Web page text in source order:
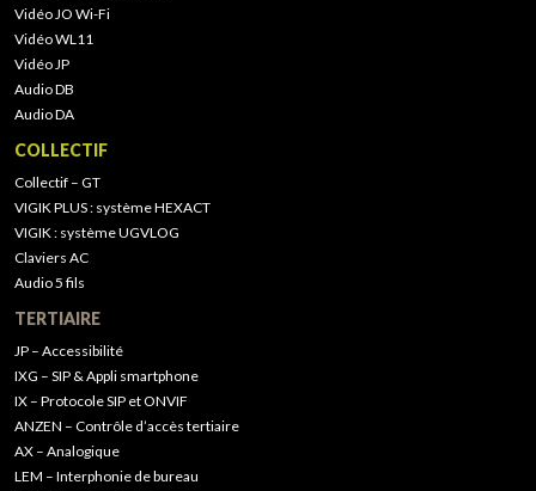
Vidéo JO Wi-Fi
Vidéo WL11
Vidéo JP
Audio DB
Audio DA
COLLECTIF
Collectif – GT
VIGIK PLUS : système HEXACT
VIGIK : système UGVLOG
Claviers AC
Audio 5 fils
TERTIAIRE
JP – Accessibilité
IXG – SIP & Appli smartphone
IX – Protocole SIP et ONVIF
ANZEN – Contrôle d’accès tertiaire
AX – Analogique
LEM – Interphonie de bureau